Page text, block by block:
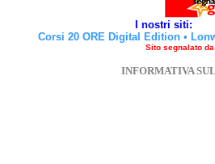
I nostri siti:
Corsi 20 ORE Digital Edition •
Sito segnalato
INFORMATIVA